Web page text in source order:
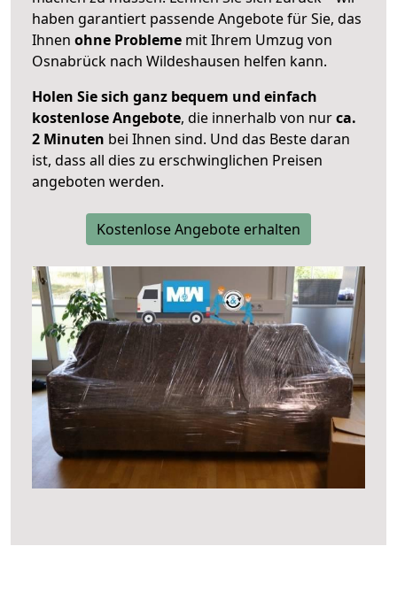
haben garantiert passende Angebote für Sie, das
Ihnen ohne Probleme mit Ihrem Umzug von
Osnabrück nach Wildeshausen helfen kann.
Holen Sie sich ganz bequem und einfach
kostenlose Angebote, die innerhalb von nurca.
2 Minuten bei Ihnen sind. Und das Beste daran
ist, dass all dies zu erschwinglichen Preisen
angeboten werden.
Kostenlose Angebote erhalten